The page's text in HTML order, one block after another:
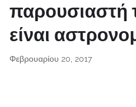
παρουσιαστή
είναι
Φεβρουαρίου 20, 2017